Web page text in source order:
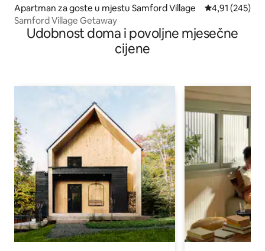
Apartman za goste u mjestu Samford Village Prosječna
4,91 (245)
Samford Village Getaway
Udobnost doma i povoljne mjesečne
cijene